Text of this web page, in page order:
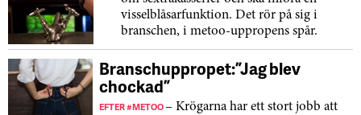
visselblåsarfunktion. Det rör på sig i
branschen, i metoo-uppropens spår.
Branschuppropet: ”Jag blev
chockad”
EFTER #METOO– Krögarna har ett stort jobb att